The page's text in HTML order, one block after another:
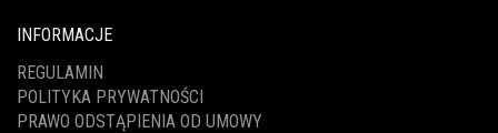
INFORMACJE
REGULAMIN
POLITYKA PRYWATNOŚCI
PRAWO ODSTĄPIENIA OD UMOWY